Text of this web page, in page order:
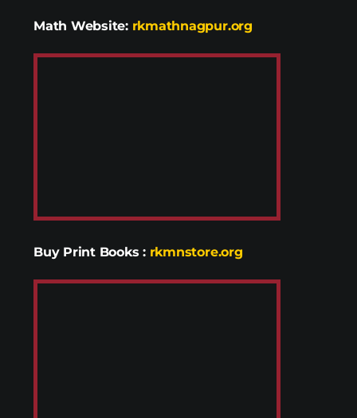
Math Website: rkmathnagpur.org
Buy Print Books : rkmnstore.org